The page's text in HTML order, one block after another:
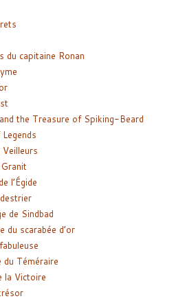
du capitaine Ronan
the Treasure of Spiking-Beard
l’Égide
de Sindbad
du scarabée d’or
du Téméraire
la Victoire